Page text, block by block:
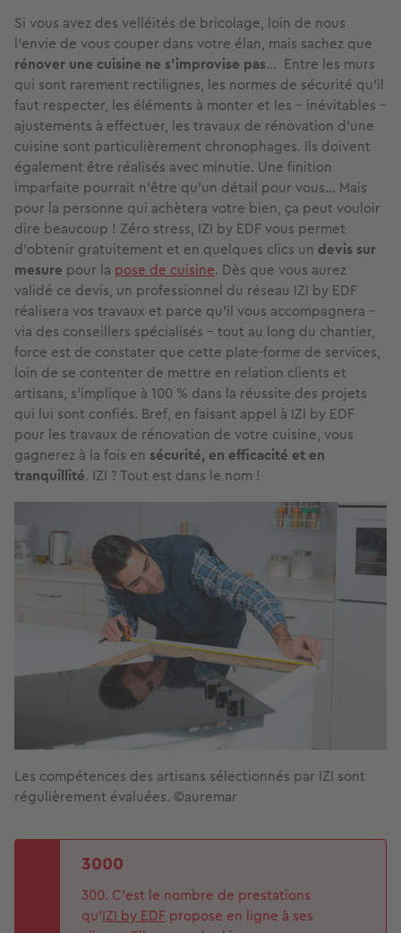
Si vous avez des velléités de bricolage, loin de nous
l’envie de vous couper dans votre élan, mais sachez que
rénover une cuisine ne s’improvise pas… Entre les murs
qui sont rarement rectilignes, les normes de sécurité qu’il
faut respecter, les éléments à monter et les – inévitables -
ajustements à effectuer, les travaux de rénovation d’une
cuisine sont particulièrement chronophages. Ils doivent
également être réalisés avec minutie. Une finition
imparfaite pourrait n’être qu’un détail pour vous… Mais
pour la personne qui achètera votre bien, ça peut vouloir
dire beaucoup ! Zéro stress, IZI by EDF vous permet
d’obtenir gratuitement et en quelques clics un devis sur
mesure pour la pose de cuisine. Dès que vous aurez
validé ce devis, un professionnel du réseau IZI by EDF
réalisera vos travaux et parce qu’il vous accompagnera -
via des conseillers spécialisés - tout au long du chantier,
force est de constater que cette plate-forme de services,
loin de se contenter de mettre en relation clients et
artisans, s’implique à 100 % dans la réussite des projets
qui lui sont confiés. Bref, en faisant appel à IZI by EDF
pour les travaux de rénovation de votre cuisine, vous
gagnerez à la fois en sécurité, en efficacité et en
tranquillité. IZI ? Tout est dans le nom !
Les compétences des artisans sélectionnés par IZI sont
régulièrement évaluées. ©auremar
3000
300. C’est le nombre de prestations
qu’IZI by EDF propose en ligne à ses